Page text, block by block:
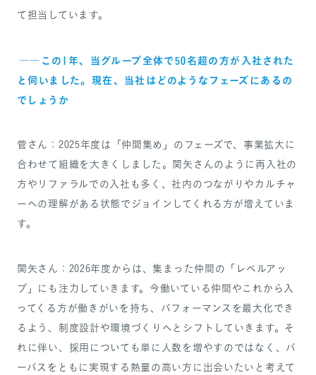
て担当しています。
――この1年、当グループ全体で50名超の方が入社された
と伺いました。現在、当社はどのようなフェーズにあるの
でしょうか
菅さん：2025年度は「仲間集め」のフェーズで、事業拡大に
合わせて組織を大きくしました。関矢さんのように再入社の
方やリファラルでの入社も多く、社内のつながりやカルチャ
ーへの理解がある状態でジョインしてくれる方が増えていま
す。
関矢さん：2026年度からは、集まった仲間の「レベルアッ
プ」にも注力していきます。今働いている仲間やこれから入
ってくる方が働きがいを持ち、パフォーマンスを最大化でき
るよう、制度設計や環境づくりへとシフトしていきます。そ
れに伴い、採用についても単に人数を増やすのではなく、パ
ーパスをともに実現する熱量の高い方に出会いたいと考えて